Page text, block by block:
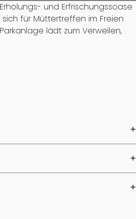
und Erfrischungssoase
für Müttertreffen im Freien
lädt zum Verweilen,
add
add
add